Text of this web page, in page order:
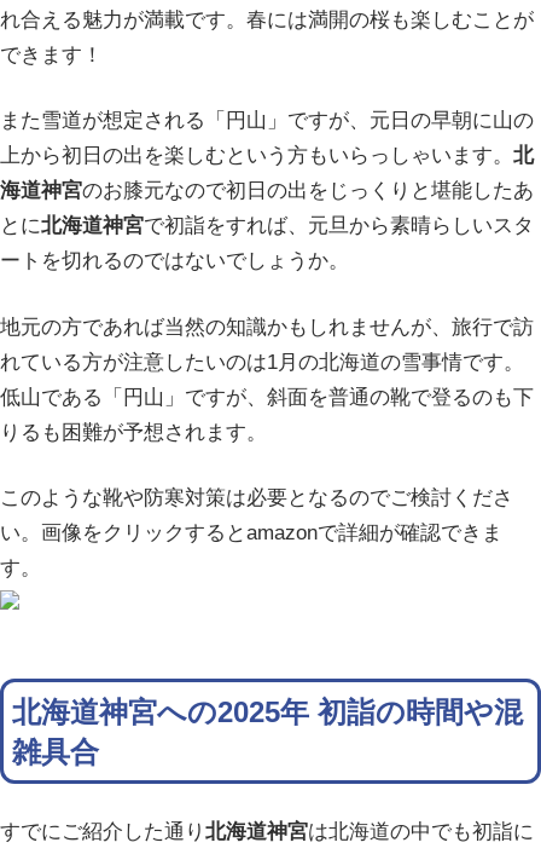
れ合える魅力が満載です。春には満開の桜も楽しむことが
できます！
また雪道が想定される「円山」ですが、元日の早朝に山の
上から初日の出を楽しむという方もいらっしゃいます。 北
海道神宮のお膝元なので初日の出をじっくりと堪能したあ
とに北海道神宮で初詣をすれば、元旦から素晴らしいスタ
ートを切れるのではないでしょうか。
地元の方であれば当然の知識かもしれませんが、旅行で訪
れている方が注意したいのは1月の北海道の雪事情です。
低山である「円山」ですが、斜面を普通の靴で登るのも下
りるも困難が予想されます。
このような靴や防寒対策は必要となるのでご検討くださ
い。画像をクリックするとamazonで詳細が確認できま
す。
北海道神宮への2025年 初詣の時間や混
雑具合
すでにご紹介した通り 北海道神宮は北海道の中でも初詣に